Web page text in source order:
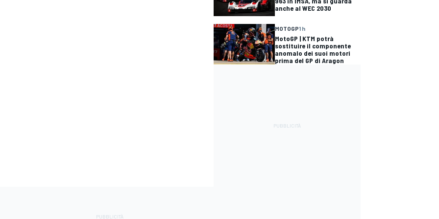
anche al WEC 2030
MOTOGP1 h
MotoGP | KTM potrà
sostituire il componente
anomalo dei suoi motori
prima del GP di Aragon